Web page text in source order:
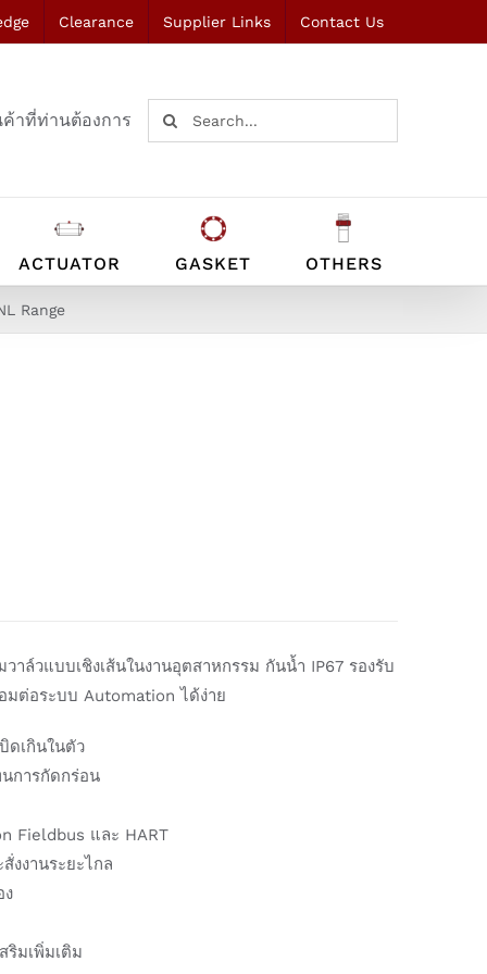
Clearance Supplier Links Contact Us
าที่ท่านต้องการ
Search
for:
ACTUATOR GASKET OTHERS
Range
ล์วแบบเชิงเส้นในงานอุตสาหกรรม กันน้ำ IP67 รองรับ
ต่อระบบ Automation ได้ง่าย
ดเกินในตัว
นการกัดกร่อน
Fieldbus และ HART
งงานระยะไกล
ง
มเพิ่มเติม